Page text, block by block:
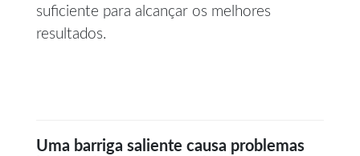
suficiente para alcançar os melhores
resultados.
Uma barriga saliente causa problemas